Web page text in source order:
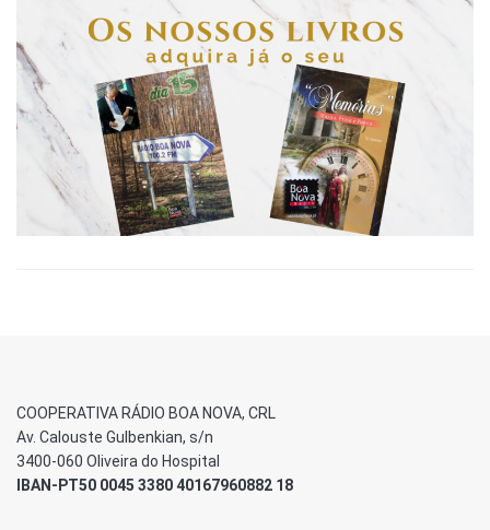
COOPERATIVA RÁDIO BOA NOVA, CRL
Av. Calouste Gulbenkian, s/n
3400-060 Oliveira do Hospital
IBAN-PT50 0045 3380 40167960882 18